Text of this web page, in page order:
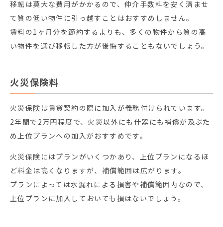
移転は莫大な費用がかかるので、仲介手数料を安く済ませ
て質の低い物件に引っ越すことはおすすめしません。
賃料の1ヶ月分を節約するよりも、多くの物件から質の高
い物件を選び移転した方が後悔することもないでしょう。
火災保険料
火災保険は賃貸契約の際に加入が義務付けられています。
2年間で2万円程度で、火災以外にも什器にも補償が及ぶた
め上位プランへの加入がおすすめです。
火災保険にはプランがいくつかあり、上位プランになるほ
ど料金は高くなりますが、補償範囲は広がります。
プランによっては水漏れによる損害や補償範囲内なので、
上位プランに加入しておいても損はないでしょう。